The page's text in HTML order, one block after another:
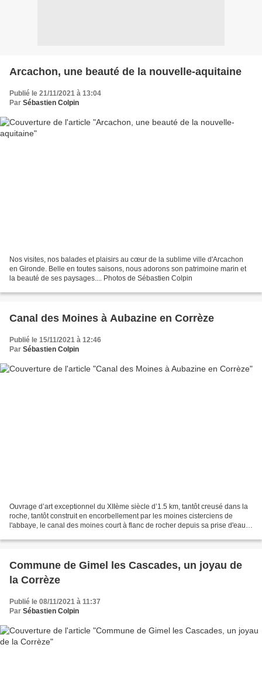
Arcachon, une beauté de la nouvelle-aquitaine
Publié le 21/11/2021 à 13:04
Par Sébastien Colpin
Nos visites, nos balades et plaisirs au cœur de la sublime ville d'Arcachon
en Gironde. Belle en toutes saisons, nous adorons son patrimoine marin et
la beauté de ses paysages.... Photos de Sébastien Colpin
Canal des Moines à Aubazine en Corrèze
Publié le 15/11/2021 à 12:46
Par Sébastien Colpin
Ouvrage d’art exceptionnel du XIIème siècle d’1.5 km, tantôt creusé dans la
roche, tantôt construit en encorbellement par les moines cisterciens de
l'abbaye, le canal des moines court à flanc de rocher depuis sa prise d'eau
Commune de Gimel les Cascades, un joyau de
la Corrèze
Publié le 08/11/2021 à 11:37
Par Sébastien Colpin